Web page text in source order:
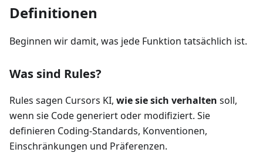
Definitionen
Beginnen wir damit, was jede Funktion tatsächlich ist.
Was sind Rules?
Rules sagen Cursors KI, wie sie sich verhalten soll,
wenn sie Code generiert oder modifiziert. Sie
definieren Coding-Standards, Konventionen,
Einschränkungen und Präferenzen.